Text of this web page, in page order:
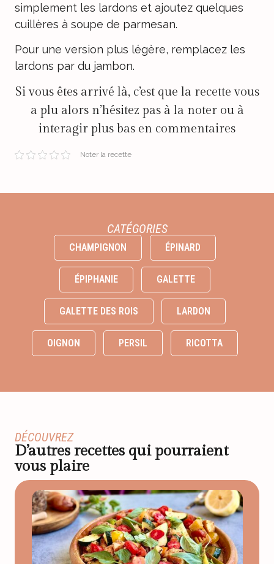
simplement les lardons et ajoutez quelques
cuillères à soupe de parmesan.
Pour une version plus légère, remplacez les
lardons par du jambon.
Si vous êtes arrivé là, c’est que la recette vous
a plu alors n’hésitez pas à la noter ou à
interagir plus bas en commentaires
Noter la recette
CATÉGORIES
CHAMPIGNON ÉPINARD
ÉPIPHANIE GALETTE
GALETTE DES ROIS LARDON
OIGNON PERSIL RICOTTA
DÉCOUVREZ
D’autres recettes qui pourraient
vous plaire